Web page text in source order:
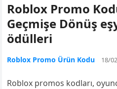
Roblox Promo
Geçmişe Dönüş
ödülleri
Roblox Promo Ürün Kodu 18/
Roblox promos kodları,